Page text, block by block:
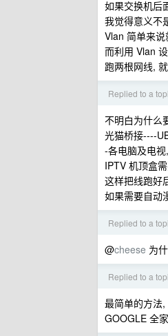
如果交换机后
我觉得意义不
Vlan 简单来
而利用 Vlan
跑两根网线,
Replied to a
不明白为什么
光猫桥接----
-各电脑及电视
IPTV 机顶盒
这样把线跑好
如果需要自动
Replied to a
@cheese 为
Replied to a
最简单的方法
GOOGLE 全